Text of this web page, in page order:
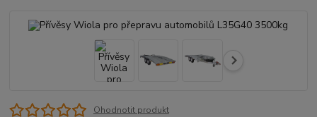
Ohodnotit produkt